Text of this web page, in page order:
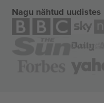
Nagu nähtud uudistes